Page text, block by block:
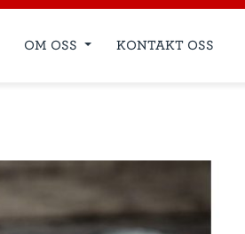
OM OSS KONTAKT OSS